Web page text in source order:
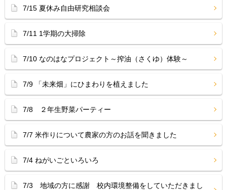
7/15 夏休み自由研究相談会
7/11 1学期の大掃除
7/10 なのはなプロジェクト～搾油（さくゆ）体験～
7/9 「未来畑」にひまわりを植えました
7/8 ２年生野菜パーティー
7/7 米作りについて農家の方のお話を聞きました
7/4 ねがいごといろいろ
7/3 地域の方に感謝 校内環境整備をしていただきまし